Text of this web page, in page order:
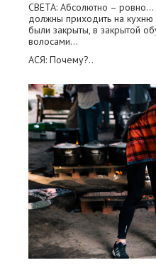
СВЕТА: Абсолютно –
должны приходить на
были закрыты, в закрытой
волосами…
АСЯ: Почему?..